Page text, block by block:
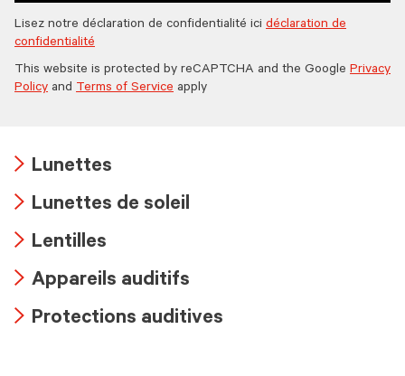
Lisez notre déclaration de confidentialité ici déclaration de
confidentialité
This website is protected by reCAPTCHA and the Google Privacy
Policy and Terms of Service apply
icon
Lunettes
icon
Lunettes de soleil
icon
Lentilles
icon
Appareils auditifs
Protections auditives